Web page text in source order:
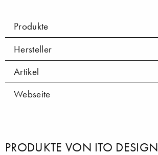
Produkte
Hersteller
Artikel
Webseite
PRODUKTE VON ITO DESIGN